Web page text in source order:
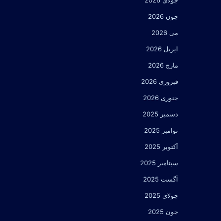
جون 2026
می 2026
اپریل 2026
مارچ 2026
فبروری 2026
جنوری 2026
دسمبر 2025
نوامبر 2025
آکتوبر 2025
سپتامبر 2025
آگست 2025
جولای 2025
جون 2025